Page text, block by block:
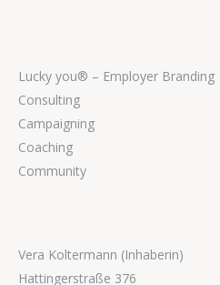
Lucky you® – Employer Branding
Consulting
Campaigning
Coaching
Community
Vera Koltermann (Inhaberin)
Hattingerstraße 376